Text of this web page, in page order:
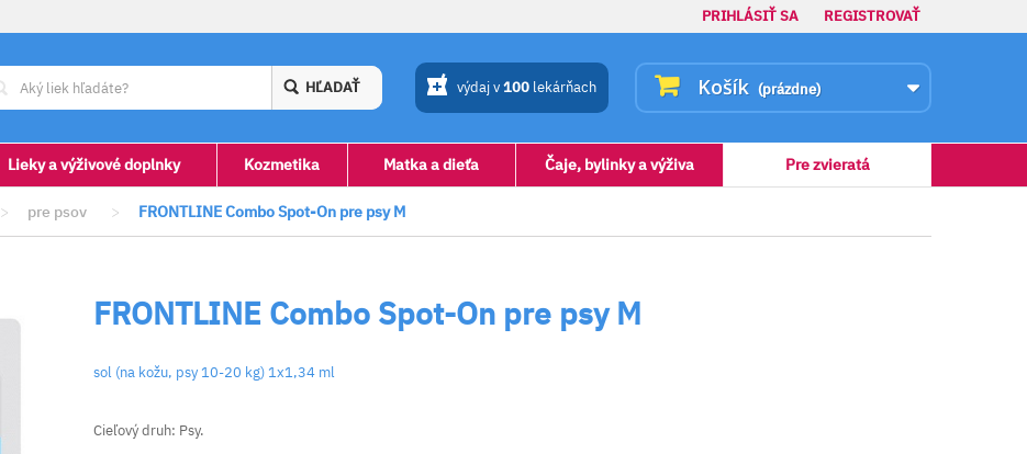
PRIHLÁSIŤ SA REGISTROVAŤ
Košík (prázdne)
HĽADAŤ výdaj v100 lekárňach
Lieky a výživové doplnky Kozmetika Matka a dieťa Čaje, bylinky a výživa Pre zvieratá
> pre psov > FRONTLINE Combo Spot-On pre psy M
FRONTLINE Combo Spot-On pre psy M
sol (na kožu, psy 10-20 kg) 1x1,34 ml
Cieľový druh: Psy.